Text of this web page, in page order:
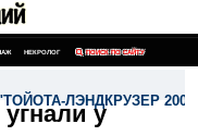
НЕКРОЛОГ ПОИСК ПО САЙТУ
ЛЭНДКРУЗЕР
у